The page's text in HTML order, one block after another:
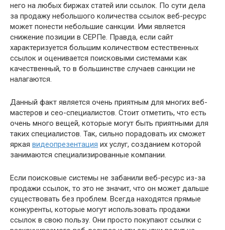
него на любых биржах статей или ссылок. По сути дела
за продажу небольшого количества ссылок веб-ресурс
может понести небольшие санкции. Ими является
снижение позиции в СЕРПе. Правда, если сайт
характеризуется большим количеством естественных
ссылок и оценивается поисковыми системами как
качественный, то в большинстве случаев санкции не
налагаются.
Данный факт является очень приятным для многих веб-
мастеров и сео-специалистов. Стоит отметить, что есть
очень много вещей, которые могут быть приятными для
таких специалистов. Так, сильно порадовать их сможет
яркая видеопрезентация их услуг, созданием которой
занимаются специализированные компании.
Если поисковые системы не забанили веб-ресурс из-за
продажи ссылок, то это не значит, что он может дальше
существовать без проблем. Всегда находятся прямые
конкуренты, которые могут использовать продажи
ссылок в свою пользу. Они просто покупают ссылки с